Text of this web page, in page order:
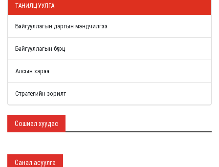
ТАНИЛЦУУЛГА
Байгууллагын даргын мэндчилгээ
Байгууллагын бүтэц
Алсын хараа
Стратегийн зорилт
Сошиал хуудас
Санал асуулга